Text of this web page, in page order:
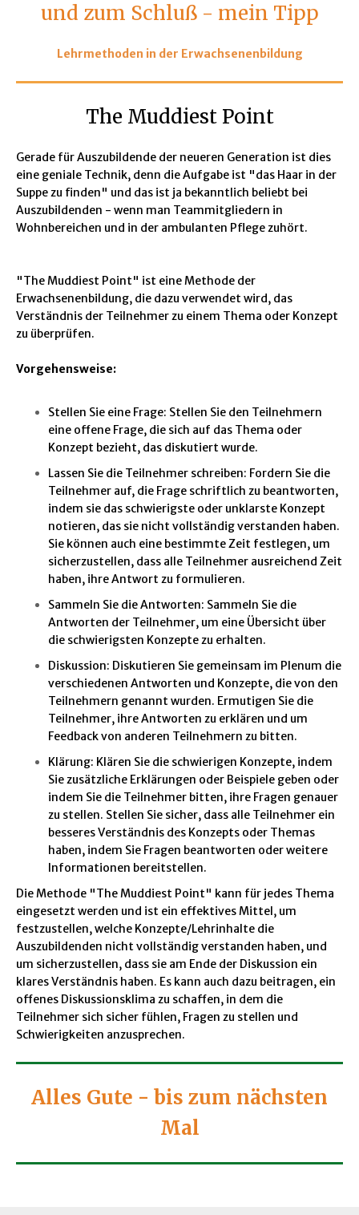
und zum Schluß - mein Tipp
Lehrmethoden in der Erwachsenenbildung
The Muddiest Point
Gerade für Auszubildende der neueren Generation ist dies
eine geniale Technik, denn die Aufgabe ist "das Haar in der
Suppe zu finden" und das ist ja bekanntlich beliebt bei
Auszubildenden - wenn man Teammitgliedern in
Wohnbereichen und in der ambulanten Pflege zuhört.
"The Muddiest Point" ist eine Methode der
Erwachsenenbildung, die dazu verwendet wird, das
Verständnis der Teilnehmer zu einem Thema oder Konzept
zu überprüfen.
Vorgehensweise:
Stellen Sie eine Frage: Stellen Sie den Teilnehmern
eine offene Frage, die sich auf das Thema oder
Konzept bezieht, das diskutiert wurde.
Lassen Sie die Teilnehmer schreiben: Fordern Sie die
Teilnehmer auf, die Frage schriftlich zu beantworten,
indem sie das schwierigste oder unklarste Konzept
notieren, das sie nicht vollständig verstanden haben.
Sie können auch eine bestimmte Zeit festlegen, um
sicherzustellen, dass alle Teilnehmer ausreichend Zeit
haben, ihre Antwort zu formulieren.
Sammeln Sie die Antworten: Sammeln Sie die
Antworten der Teilnehmer, um eine Übersicht über
die schwierigsten Konzepte zu erhalten.
Diskussion: Diskutieren Sie gemeinsam im Plenum die
verschiedenen Antworten und Konzepte, die von den
Teilnehmern genannt wurden. Ermutigen Sie die
Teilnehmer, ihre Antworten zu erklären und um
Feedback von anderen Teilnehmern zu bitten.
Klärung: Klären Sie die schwierigen Konzepte, indem
Sie zusätzliche Erklärungen oder Beispiele geben oder
indem Sie die Teilnehmer bitten, ihre Fragen genauer
zu stellen. Stellen Sie sicher, dass alle Teilnehmer ein
besseres Verständnis des Konzepts oder Themas
haben, indem Sie Fragen beantworten oder weitere
Informationen bereitstellen.
Die Methode "The Muddiest Point" kann für jedes Thema
eingesetzt werden und ist ein effektives Mittel, um
festzustellen, welche Konzepte/Lehrinhalte die
Auszubildenden nicht vollständig verstanden haben, und
um sicherzustellen, dass sie am Ende der Diskussion ein
klares Verständnis haben. Es kann auch dazu beitragen, ein
offenes Diskussionsklima zu schaffen, in dem die
Teilnehmer sich sicher fühlen, Fragen zu stellen und
Schwierigkeiten anzusprechen.
Alles Gute - bis zum nächsten
Mal